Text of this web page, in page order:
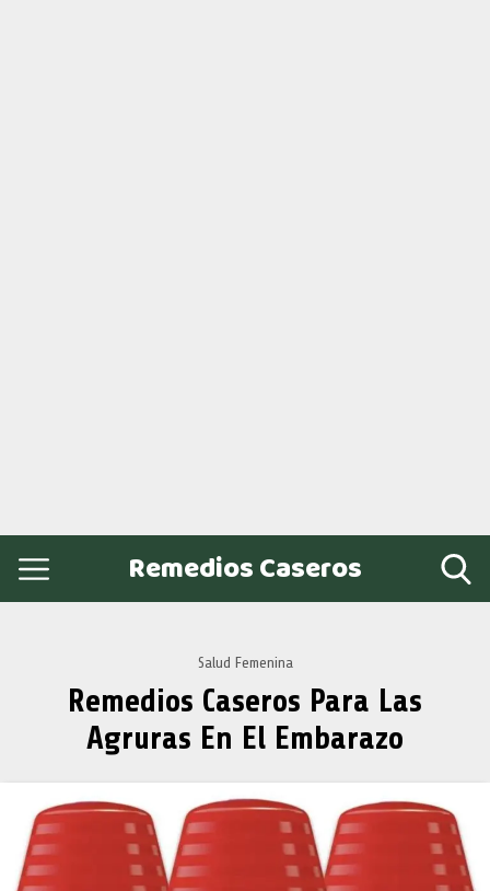
Remedios Caseros
Salud Femenina
Remedios Caseros Para Las
Agruras En El Embarazo